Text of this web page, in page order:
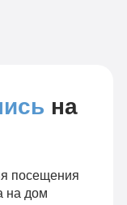
на
посещения
на дом